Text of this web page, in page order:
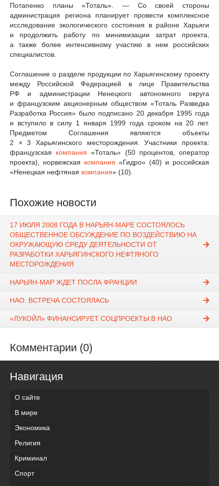
Потапенко планы «Тоталь». — Со своей стороны
администрация региона планирует провести комплексное
исследование экологического состояния в районе Харьяги
и продолжить работу по минимизации затрат проекта,
а также более интенсивному участию в нем российских
специалистов.
Соглашение о разделе продукции по Харьягинскому проекту
между Российской Федерацией в лице Правительства
РФ и администрации Ненецкого автономного округа
и французским акционерным обществом «Тоталь Разведка
Разработка Россия» было подписано 20 декабря 1995 года
и вступило в силу 1 января 1999 года сроком на 20 лет.
Предметом Соглашения являются объекты
2 × 3 Харьягинского месторождения. Участники проекта:
французская компания «Тоталь» (50 процентов, оператор
проекта), норвежская компания «Гидро» (40) и российская
«Ненецкая нефтяная компания» (10).
Похожие новости
17 ИЮЛЯ 2008 ГОДА В НАРЬЯН-МАРЕ СОСТОЯЛОСЬ
ОБЩЕСТВЕННОЕ ОБСУЖДЕНИЕ ПО ВОЗДЕЙСТВИЮ НА
ОКРУЖАЮЩУЮ СРЕДУ ДЕЯТЕЛЬНОСТИ ОТ
РАЗРАБОТКИ ХАРЬЯГИНСКОГО НЕФТЯНОГО
МЕСТОРОЖДЕНИЯ
НАРЬЯН-МАР ЖДЕТ ПОСЛА ФРАНЦИИ
НАО: ВСТРЕЧА СОСТОЯЛАСЬ
«ЛУКОЙЛ» ФИНАНСИРУЕТ СОЦПРОЕКТЫ В НАО
Комментарии (0)
Навигация
О сайте
В мире
Экономика
Религия
Криминал
Спорт